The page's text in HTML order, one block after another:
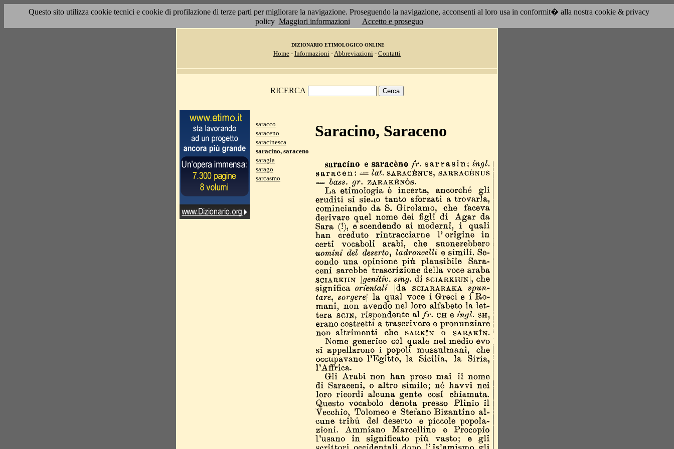
Questo sito utilizza cookie tecnici e cookie di profilazione di terze parti per migliorare la navigazione. Proseguendo la navigazione, acconsenti al loro usa in conformit� alla nostra cookie & privacy
policy Maggiori informazioni Accetto e proseguo
DIZIONARIO ETIMOLOGICO ONLINE
Home - Informazioni -Abbreviazioni - Contatti
RICERCA
saracco
saraceno
saracinesca
saracino, saraceno
saragia
sarago
sarcasmo
Saracino, Saraceno